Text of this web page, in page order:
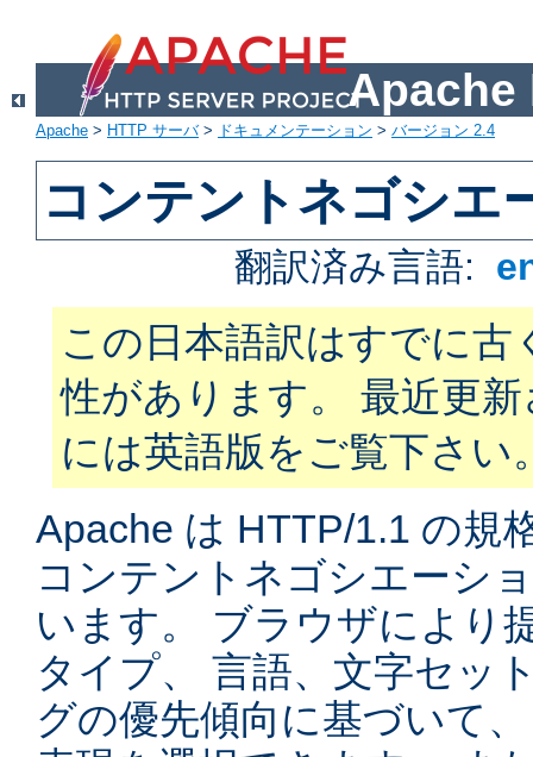
Apache
Apache > HTTP サーバ> ドキュメンテーション > バージョン 2.4
コンテントネゴシエ
翻訳済み言語:
この日本語訳はすでに古
性があります。 最近更
には英語版をご覧下さい
Apache は HTTP/1.1 の規
コンテントネゴシエーシ
います。 ブラウザにより
タイプ、 言語、文字セッ
グの優先傾向に基づいて